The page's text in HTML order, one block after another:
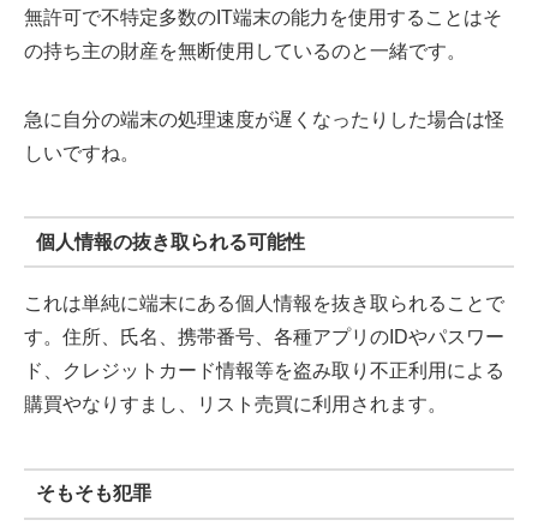
無許可で不特定多数のIT端末の能力を使用することはそ
の持ち主の財産を無断使用しているのと一緒です。
急に自分の端末の処理速度が遅くなったりした場合は怪
しいですね。
個人情報の抜き取られる可能性
これは単純に端末にある個人情報を抜き取られることで
す。住所、氏名、携帯番号、各種アプリのIDやパスワー
ド、クレジットカード情報等を盗み取り不正利用による
購買やなりすまし、リスト売買に利用されます。
そもそも犯罪